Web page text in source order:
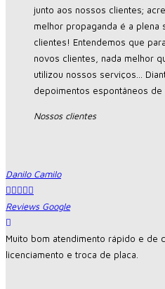
junto aos nossos clientes;
melhor propaganda é a plena
clientes! Entendemos que
novos clientes, nada melhor
utilizou nossos serviços...
depoimentos espontâneos
Nossos clientes
Danilo Camilo

Reviews Google
Muito bom atendimento rápido e de
licenciamento e troca de placa.